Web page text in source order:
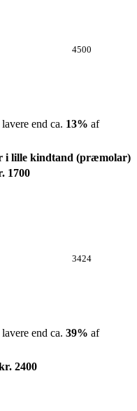
4500
end ca. 13% af
i lille kindtand (præmolar)
1700
3424
end ca. 39% af
2400